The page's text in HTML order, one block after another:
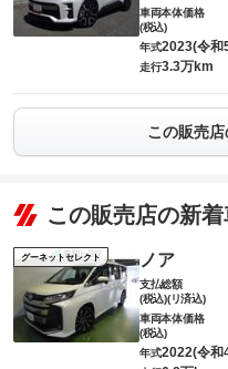
車両本体価格
(税込)
年式2023(令和
走行3.3万km
この販売
この販売店の新
グーネットセレクト ノア
支払総額
(税込)(リ済込)
車両本体価格
(税込)
年式2022(令和